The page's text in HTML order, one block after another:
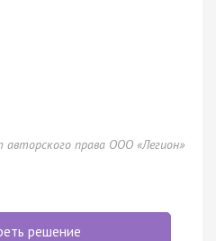
авторского права ООО «Легион»
решение